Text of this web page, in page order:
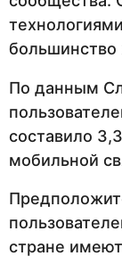
По данным
составило
мобильной
стране